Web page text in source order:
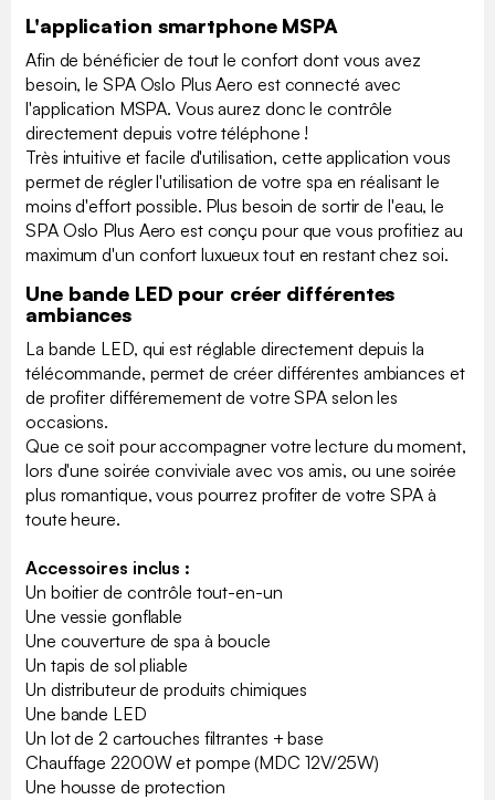
L'application smartphone MSPA
Afin de bénéficier de tout le confort dont vous avez
besoin, le SPA Oslo Plus Aero est connecté avec
l'application MSPA. Vous aurez donc le contrôle
directement depuis votre téléphone !
Très intuitive et facile d'utilisation, cette application vous
permet de régler l'utilisation de votre spa en réalisant le
moins d'effort possible. Plus besoin de sortir de l'eau, le
SPA Oslo Plus Aero est conçu pour que vous profitiez au
maximum d'un confort luxueux tout en restant chez soi.
Une bande LED pour créer différentes
ambiances
La bande LED, qui est réglable directement depuis la
télécommande, permet de créer différentes ambiances et
de profiter différemement de votre SPA selon les
occasions.
Que ce soit pour accompagner votre lecture du moment,
lors d'une soirée conviviale avec vos amis, ou une soirée
plus romantique, vous pourrez profiter de votre SPA à
toute heure.
Accessoires inclus :
Un boitier de contrôle tout-en-un
Une vessie gonflable
Une couverture de spa à boucle
Un tapis de sol pliable
Un distributeur de produits chimiques
Une bande LED
Un lot de 2 cartouches filtrantes + base
Chauffage 2200W et pompe (MDC 12V/25W)
Une housse de protection